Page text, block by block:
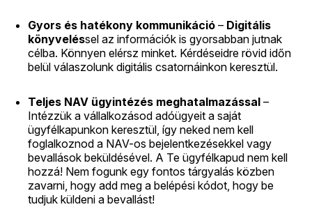
Gyors és hatékony kommunikáció – Digitális
könyveléssel az információk is gyorsabban jutnak
célba. Könnyen elérsz minket. Kérdéseidre rövid időn
belül válaszolunk digitális csatornáinkon keresztül.
Teljes NAV ügyintézés meghatalmazással –
Intézzük a vállalkozásod adóügyeit a saját
ügyfélkapunkon keresztül, így neked nem kell
foglalkoznod a NAV-os bejelentkezésekkel vagy
bevallások beküldésével. A Te ügyfélkapud nem kell
hozzá! Nem fogunk egy fontos tárgyalás közben
zavarni, hogy add meg a belépési kódot, hogy be
tudjuk küldeni a bevallást!